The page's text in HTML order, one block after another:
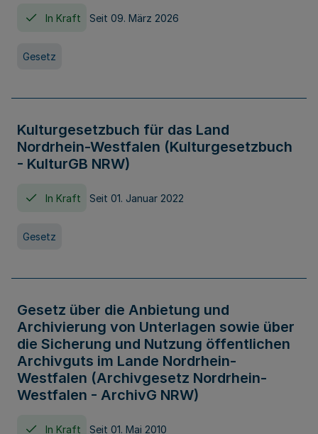
In Kraft Seit 09. März 2026
Gesetz
Kulturgesetzbuch für das Land
Nordrhein-Westfalen (Kulturgesetzbuch
- KulturGB NRW)
In Kraft Seit 01. Januar 2022
Gesetz
Gesetz über die Anbietung und
Archivierung von Unterlagen sowie über
die Sicherung und Nutzung öffentlichen
Archivguts im Lande Nordrhein-
Westfalen (Archivgesetz Nordrhein-
Westfalen - ArchivG NRW)
In Kraft Seit 01. Mai 2010